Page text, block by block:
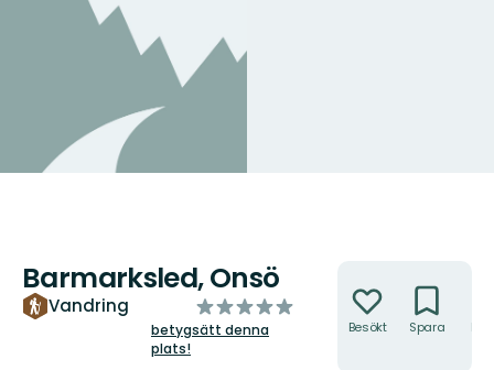
Barmarksled, Onsö
Vandring
av
5
betygsätt denna
plats!
Besökt Spara